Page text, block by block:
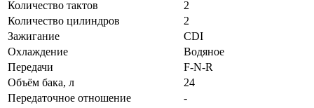
Количество тактов
2
Количество цилиндров
2
Зажигание
CDI
Охлаждение
Водяное
Передачи
F-N-R
Объём бака, л
24
Передаточное отношение
-